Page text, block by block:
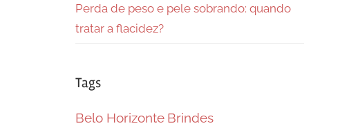
Perda de peso e pele sobrando: quando
tratar a flacidez?
Tags
Belo Horizonte Brindes